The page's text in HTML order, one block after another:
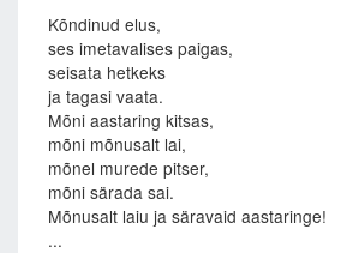
Kõndinud elus,
ses imetavalises paigas,
seisata hetkeks
ja tagasi vaata.
Mõni aastaring kitsas,
mõni mõnusalt lai,
mõnel murede pitser,
mõni särada sai.
Mõnusalt laiu ja säravaid aastaringe!
...